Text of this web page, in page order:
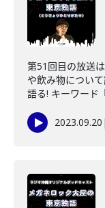
第51回目の放送
や飲み物につい
語る! キーワード
2023.09.20 |